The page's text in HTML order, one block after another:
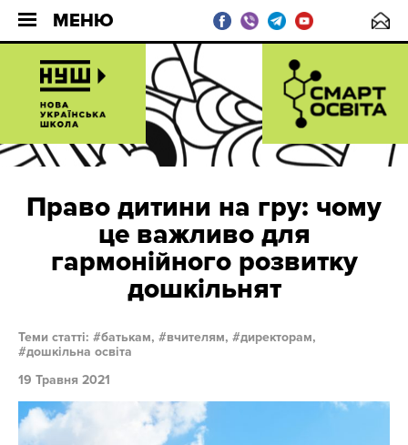
МЕНЮ
Право дитини на гру: чому
це важливо для
гармонійного розвитку
дошкільнят
Теми статті: батькам, вчителям,
директорам,
дошкільна освіта
19 Травня 2021